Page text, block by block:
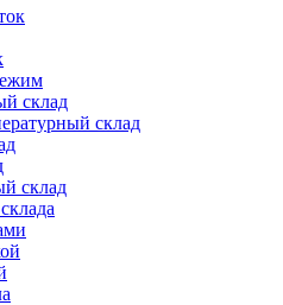
склад
склад
склад